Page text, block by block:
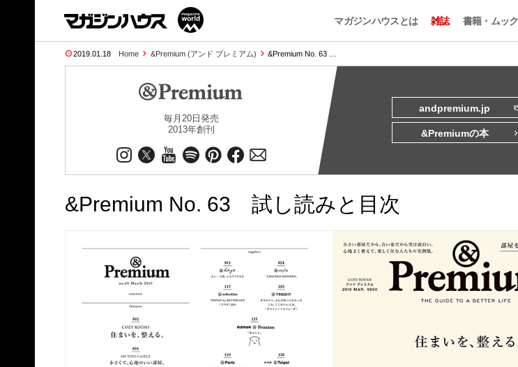
マガジンハウスとは 雑誌 書籍・ムック
2019.01.18 Home &Premium (アンド プレミアム) &Premium No. 63 …
毎月20日発売
2013年創刊
andpremium.jp
&Premiumの本
&Premium No. 63 試し読みと目次